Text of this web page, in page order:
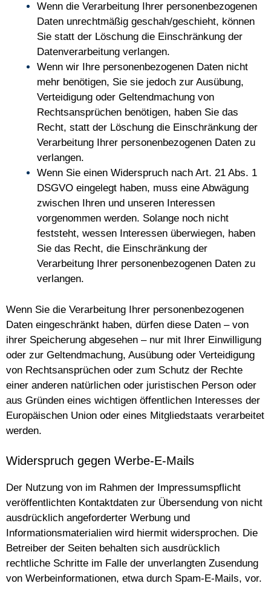
Wenn die Verarbeitung Ihrer personenbezogenen
Daten unrechtmäßig geschah/geschieht, können
Sie statt der Löschung die Einschränkung der
Datenverarbeitung verlangen.
Wenn wir Ihre personenbezogenen Daten nicht
mehr benötigen, Sie sie jedoch zur Ausübung,
Verteidigung oder Geltendmachung von
Rechtsansprüchen benötigen, haben Sie das
Recht, statt der Löschung die Einschränkung der
Verarbeitung Ihrer personenbezogenen Daten zu
verlangen.
Wenn Sie einen Widerspruch nach Art. 21 Abs. 1
DSGVO eingelegt haben, muss eine Abwägung
zwischen Ihren und unseren Interessen
vorgenommen werden. Solange noch nicht
feststeht, wessen Interessen überwiegen, haben
Sie das Recht, die Einschränkung der
Verarbeitung Ihrer personenbezogenen Daten zu
verlangen.
Wenn Sie die Verarbeitung Ihrer personenbezogenen
Daten eingeschränkt haben, dürfen diese Daten – von
ihrer Speicherung abgesehen – nur mit Ihrer Einwilligung
oder zur Geltendmachung, Ausübung oder Verteidigung
von Rechtsansprüchen oder zum Schutz der Rechte
einer anderen natürlichen oder juristischen Person oder
aus Gründen eines wichtigen öffentlichen Interesses der
Europäischen Union oder eines Mitgliedstaats verarbeitet
werden.
Widerspruch gegen Werbe-E-Mails
Der Nutzung von im Rahmen der Impressumspflicht
veröffentlichten Kontaktdaten zur Übersendung von nicht
ausdrücklich angeforderter Werbung und
Informationsmaterialien wird hiermit widersprochen. Die
Betreiber der Seiten behalten sich ausdrücklich
rechtliche Schritte im Falle der unverlangten Zusendung
von Werbeinformationen, etwa durch Spam-E-Mails, vor.